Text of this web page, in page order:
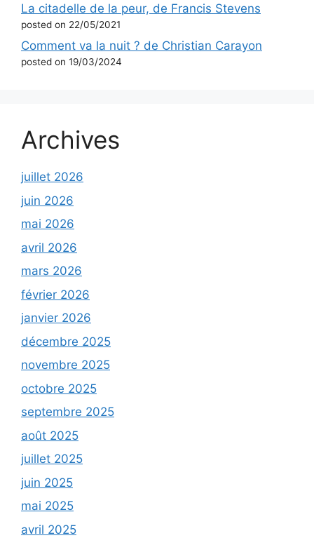
La citadelle de la peur, de Francis Stevens
posted on 22/05/2021
Comment va la nuit ? de Christian Carayon
posted on 19/03/2024
Archives
juillet 2026
juin 2026
mai 2026
avril 2026
mars 2026
février 2026
janvier 2026
décembre 2025
novembre 2025
octobre 2025
septembre 2025
août 2025
juillet 2025
juin 2025
mai 2025
avril 2025